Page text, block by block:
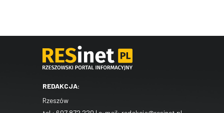
REDAKCJA:
Rzeszów